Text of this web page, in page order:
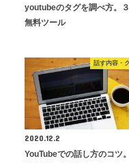
youtubeのタグを調べ方。
無料ツール
話す内容・
2020.12.2
YouTubeでの話し方のコツ